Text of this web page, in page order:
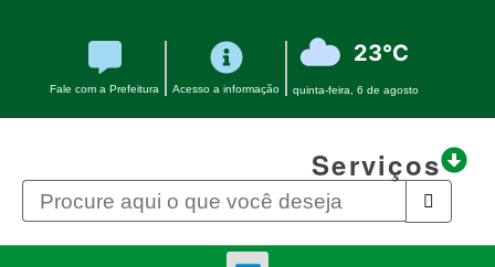
Fale com a Prefeitura Acesso a informação
23°C
quinta-feira, 6 de agosto
Serviços